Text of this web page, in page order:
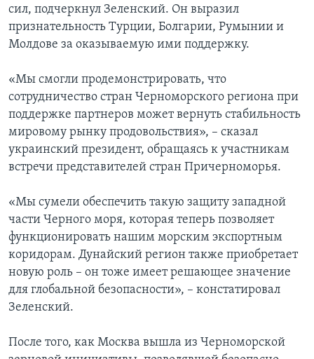
сил, подчеркнул Зеленский. Он выразил
признательность Турции, Болгарии, Румынии и
Молдове за оказываемую ими поддержку.
«Мы смогли продемонстрировать, что
сотрудничество стран Черноморского региона при
поддержке партнеров может вернуть стабильность
мировому рынку продовольствия», – сказал
украинский президент, обращаясь к участникам
встречи представителей стран Причерноморья.
«Мы сумели обеспечить такую защиту западной
части Черного моря, которая теперь позволяет
функционировать нашим морским экспортным
коридорам. Дунайский регион также приобретает
новую роль – он тоже имеет решающее значение
для глобальной безопасности», – констатировал
Зеленский.
После того, как Москва вышла из Черноморской